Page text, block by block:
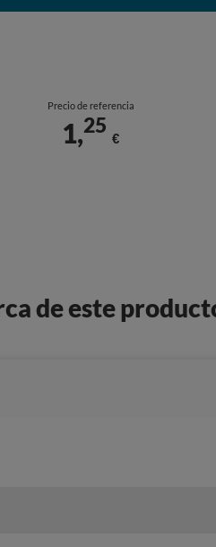
Precio de referencia
1,25
€
de este